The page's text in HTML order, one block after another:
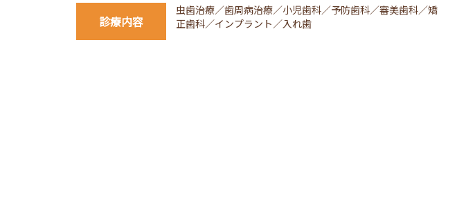
診療内容
虫歯治療／歯周病治療／小児歯科／予防歯科／審美歯科／矯
正歯科／インプラント／入れ歯